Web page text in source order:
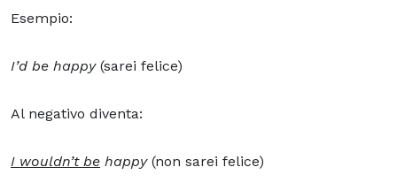
Esempio:
I’d be happy(sarei felice)
Al negativo diventa:
I wouldn’t be happy(non sarei felice)